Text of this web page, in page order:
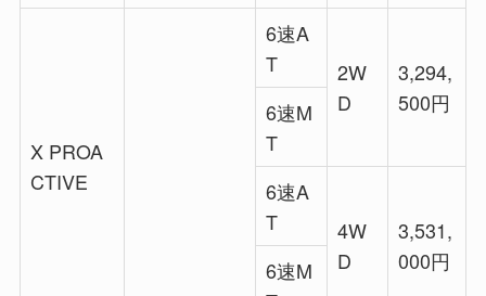
X PROA
CTIVE
6速A
T
2W
D
3,294,
500円
6速M
T
6速A
T
4W
D
3,531,
000円
6速M